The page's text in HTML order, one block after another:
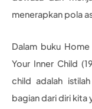
menerapkan pola
Dalam buku
Your Inner Child
child adalah
bagian dari diri kita